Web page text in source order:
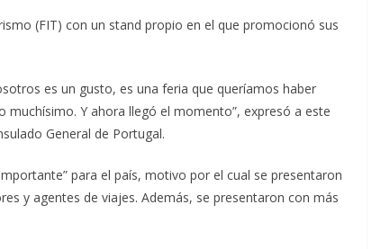
(FIT) con un stand propio en el que promocionó sus
es un gusto, es una feria que queríamos haber
Y ahora llegó el momento”, expresó a este
General de Portugal.
para el país, motivo por el cual se presentaron
y agentes de viajes. Además, se presentaron con más